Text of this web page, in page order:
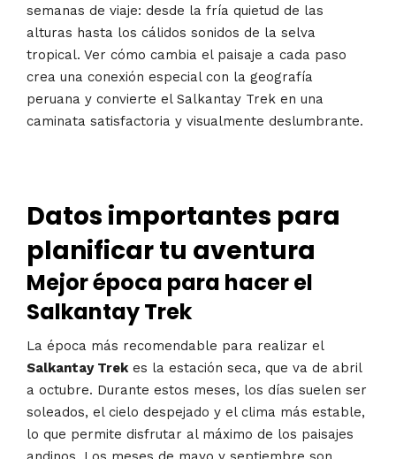
semanas de viaje: desde la fría quietud de las
alturas hasta los cálidos sonidos de la selva
tropical. Ver cómo cambia el paisaje a cada paso
crea una conexión especial con la geografía
peruana y convierte el Salkantay Trek en una
caminata satisfactoria y visualmente deslumbrante.
Datos importantes para
planificar tu aventura
Mejor época para hacer el
Salkantay Trek
La época más recomendable para realizar el
Salkantay Trekes la estación seca, que va de abril
a octubre. Durante estos meses, los días suelen ser
soleados, el cielo despejado y el clima más estable,
lo que permite disfrutar al máximo de los paisajes